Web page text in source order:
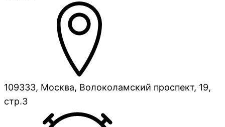
109333, Москва, Волоколамский проспект, 19,
стр.3